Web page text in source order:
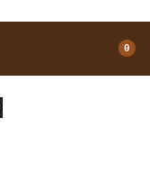
0